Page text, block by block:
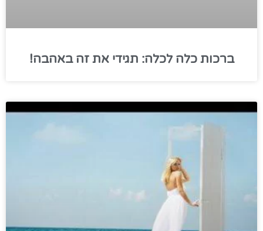
כלה לכלה: תגידי את זה באהבה!